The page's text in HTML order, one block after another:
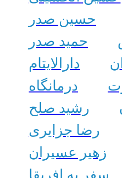
حسین صدر
حمید صدر
دارالایتام
درمانگاه
رشید صلح
رضا جزایری
زهیر عسیران
سفر به افریقا